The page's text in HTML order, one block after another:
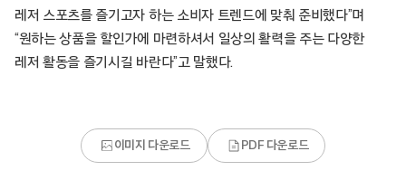
레저 스포츠를 즐기고자 하는 소비자 트렌드에 맞춰 준비했다”며
“원하는 상품을 할인가에 마련하셔서 일상의 활력을 주는 다양한
레저 활동을 즐기시길 바란다”고 말했다.
이미지 다운로드 PDF 다운로드